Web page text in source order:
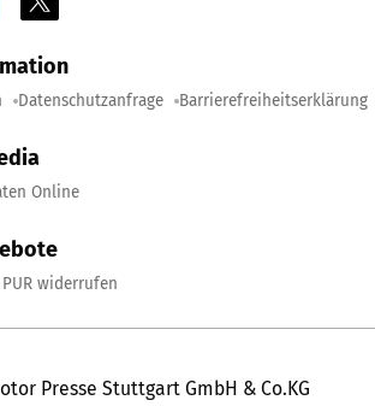
Datenschutzanfrage Barrierefreiheitserklärung
Online
widerrufen
Presse Stuttgart GmbH & Co.KG